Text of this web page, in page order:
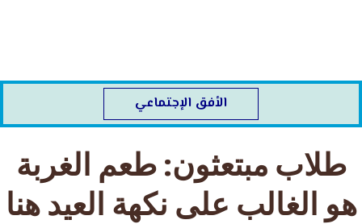
الأفق الإجتماعي
طلاب مبتعثون: طعم الغربة
هو الغالب على نكهة العيد هنا